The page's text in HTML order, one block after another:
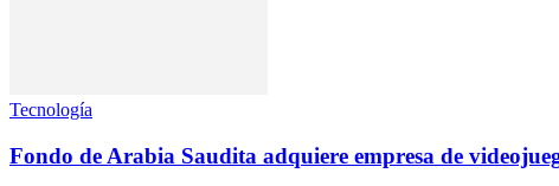
Tecnología
Fondo de Arabia Saudita adquiere empresa de